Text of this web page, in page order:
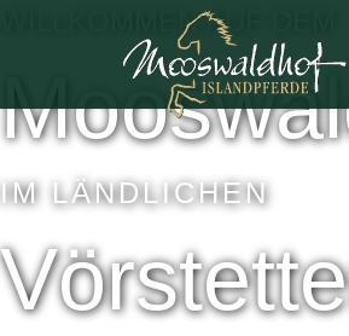
WILLKOMMEN AUF DEM
IM LÄNDLICHEN